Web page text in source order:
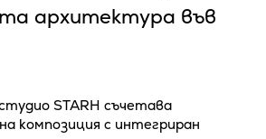
архитектура във
STARH съчетава
композиция с интегриран